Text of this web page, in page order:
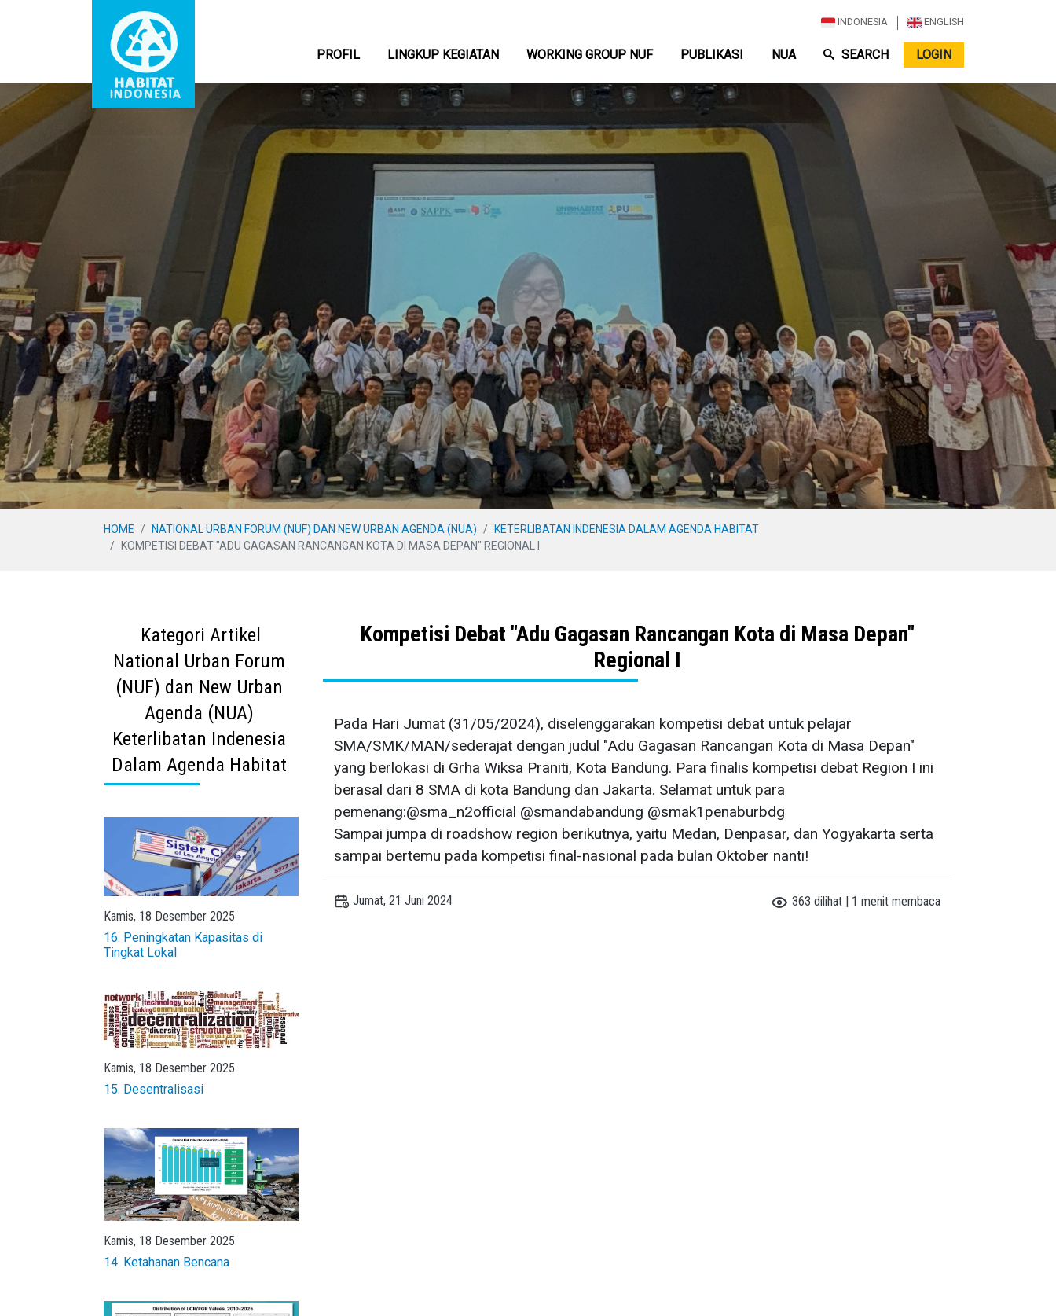
to
main
content
Top Menu
INDONESIA ENGLISH
Main navigation PROFIL LINGKUP KEGIATAN WORKING GROUP NUF PUBLIKASI NUA SEARCH LOGIN
HOME NATIONAL URBAN FORUM (NUF) DAN NEW URBAN AGENDA (NUA)
KETERLIBATAN INDENESIA DALAM AGENDA HABITAT
KOMPETISI DEBAT "ADU GAGASAN RANCANGAN KOTA DI MASA DEPAN" REGIONAL I
Kategori Artikel
National Urban Forum
(NUF) dan New Urban
Agenda (NUA)
Keterlibatan Indenesia
Dalam Agenda Habitat
Kamis, 18 Desember 2025
16. Peningkatan Kapasitas di
Tingkat Lokal
Kamis, 18 Desember 2025
15. Desentralisasi
Kamis, 18 Desember 2025
14. Ketahanan Bencana
Kompetisi Debat "Adu Gagasan Rancangan Kota di Masa Depan"
Regional I
Pada Hari Jumat (31/05/2024), diselenggarakan kompetisi debat untuk pelajar
SMA/SMK/MAN/sederajat dengan judul "Adu Gagasan Rancangan Kota di Masa Depan"
yang berlokasi di Grha Wiksa Praniti, Kota Bandung. Para finalis kompetisi debat Region I ini
berasal dari 8 SMA di kota Bandung dan Jakarta. Selamat untuk para
pemenang:@sma_n2official @smandabandung @smak1penaburbdg
Sampai jumpa di roadshow region berikutnya, yaitu Medan, Denpasar, dan Yogyakarta serta
sampai bertemu pada kompetisi final-nasional pada bulan Oktober nanti!
Jumat, 21 Juni 2024 363 dilihat | 1 menit membaca